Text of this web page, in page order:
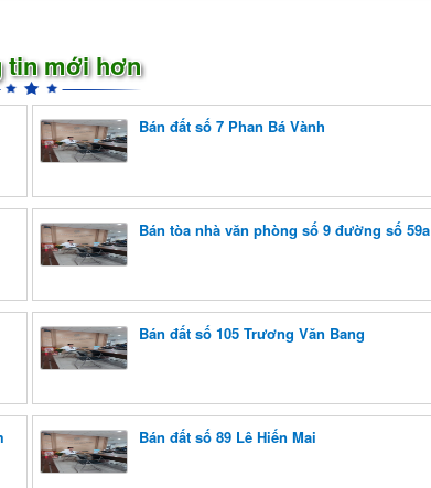
tin mới hơn
Bán đất số 7 Phan Bá Vành
Bán tòa nhà văn phòng số 9 đường số 59a
Bán đất số 105 Trương Văn Bang
Bán đất số 89 Lê Hiến Mai